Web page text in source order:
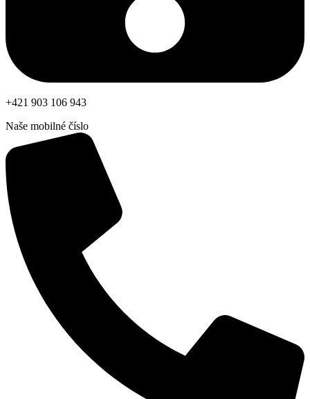
+421 903 106 943
Naše mobilné číslo